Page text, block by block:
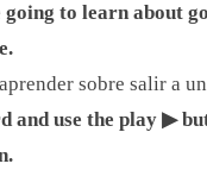
going to learn about
sobre salir a
and use the play ▶